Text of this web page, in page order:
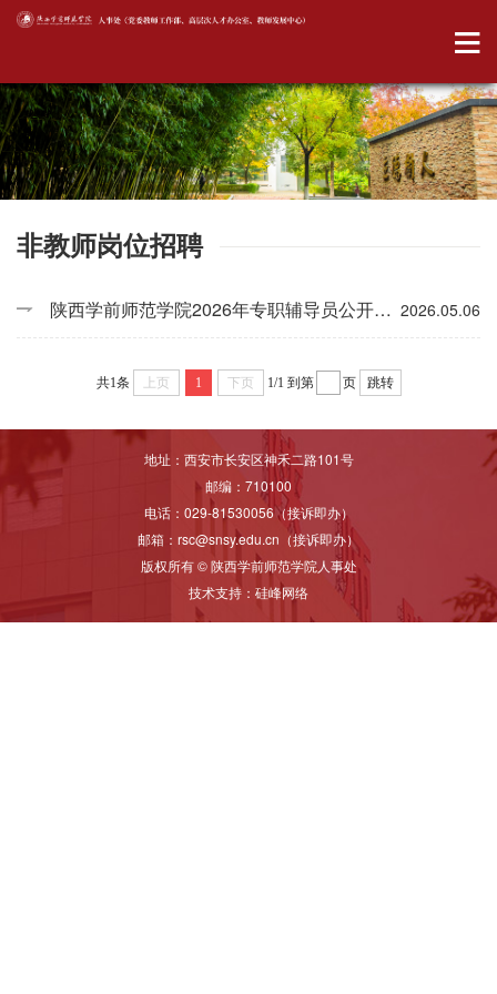
非教师岗位招聘
陕西学前师范学院2026年专职辅导员公开招聘公告 2026.05.06
共1条 上页 1 下页 1/1 到第 页 跳转
地址：西安市长安区神禾二路101号
邮编：710100
电话：029-81530056（接诉即办）
邮箱：rsc@snsy.edu.cn（接诉即办）
版权所有 © 陕西学前师范学院人事处
技术支持： 硅峰网络